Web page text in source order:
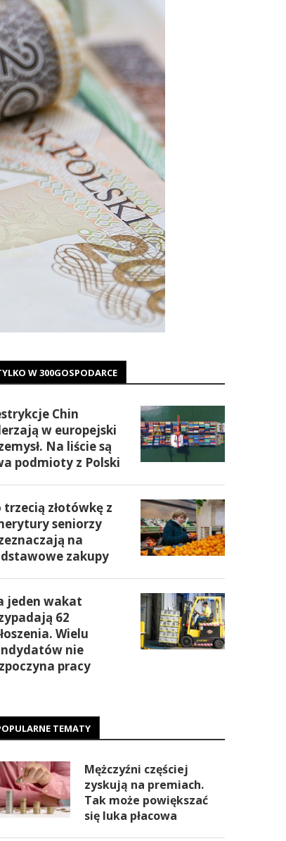
W 300GOSPODARCE
Chin
w europejski
Na liście są
podmioty z Polski
trzecią złotówkę z
seniorzy
na
zakupy
jeden wakat
62
Wielu
nie
pracy
TEMATY
Mężczyźni częściej
zyskują na premiach.
Tak może powiększać
się luka płacowa